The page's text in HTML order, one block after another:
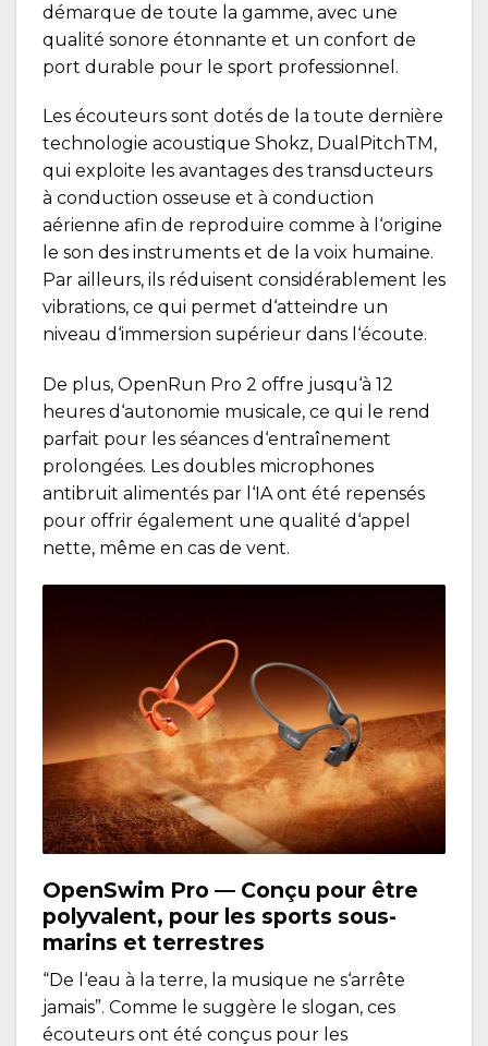
démarque de toute la gamme, avec une
qualité sonore étonnante et un confort de
port durable pour le sport professionnel.
Les écouteurs sont dotés de la toute dernière
technologie acoustique Shokz, DualPitchTM,
qui exploite les avantages des transducteurs
à conduction osseuse et à conduction
aérienne afin de reproduire comme à l‘origine
le son des instruments et de la voix humaine.
Par ailleurs, ils réduisent considérablement les
vibrations, ce qui permet d‘atteindre un
niveau d‘immersion supérieur dans l‘écoute.
De plus, OpenRun Pro 2 offre jusqu‘à 12
heures d‘autonomie musicale, ce qui le rend
parfait pour les séances d‘entraînement
prolongées. Les doubles microphones
antibruit alimentés par l‘IA ont été repensés
pour offrir également une qualité d‘appel
nette, même en cas de vent.
OpenSwim Pro — Conçu pour être
polyvalent, pour les sports sous-
marins et terrestres
“De l‘eau à la terre, la musique ne s‘arrête
jamais”. Comme le suggère le slogan, ces
écouteurs ont été conçus pour les